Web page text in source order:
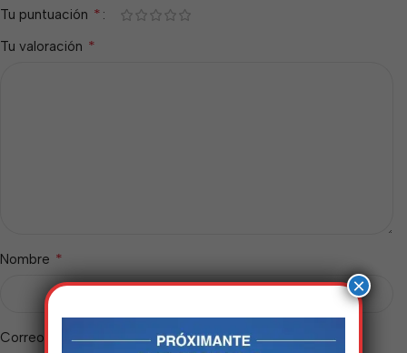
Tu puntuación *
Tu valoración *
Nombre *
Correo electrónico*
×